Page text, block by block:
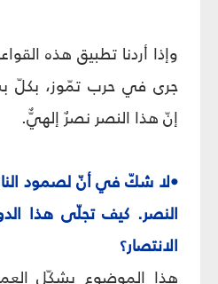
وإذا أردنا تطبيق هذه
جرى في حرب تمّوز، بكلّ
إنّ هذا النصر نصرٌ إلهيٌّ.
•لا شكّ في أنّ لصمود
النصر. كيف تجلّى هذا
الانتصار؟
هذا الموضوع يشكّل